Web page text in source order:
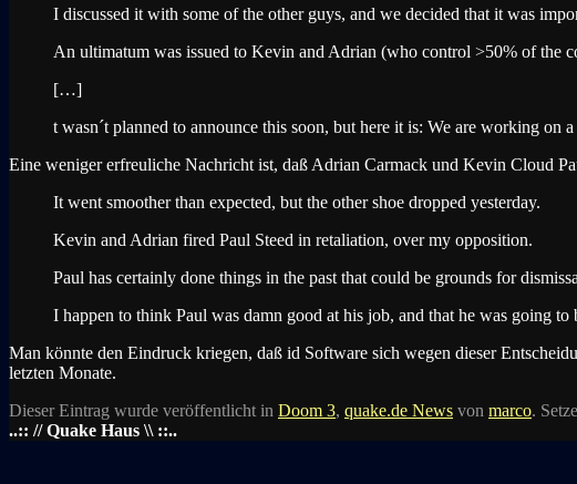
I discussed it with some of the other guys, and we decided that it was
An ultimatum was issued to Kevin and Adrian (who control >50% of the
[…]
t wasn´t planned to announce this soon, but here it is: We are working on
Eine weniger erfreuliche Nachricht ist, daß Adrian Carmack und Kevin Cloud
It went smoother than expected, but the other shoe dropped yesterday.
Kevin and Adrian fired Paul Steed in retaliation, over my opposition.
Paul has certainly done things in the past that could be grounds for
I happen to think Paul was damn good at his job, and that he was going
Man könnte den Eindruck kriegen, daß id Software sich wegen dieser
letzten Monate.
Dieser Eintrag wurde veröffentlicht in Doom 3, quake.de News von marco.
..:: // Quake Haus \\ ::..